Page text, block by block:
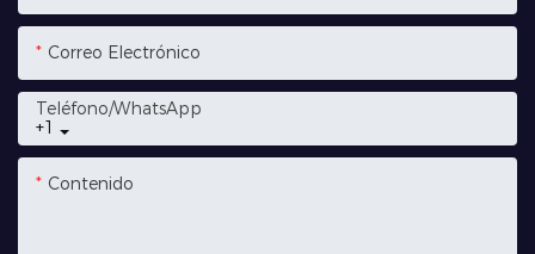
Correo Electrónico
+1
Teléfono/WhatsApp
Contenido